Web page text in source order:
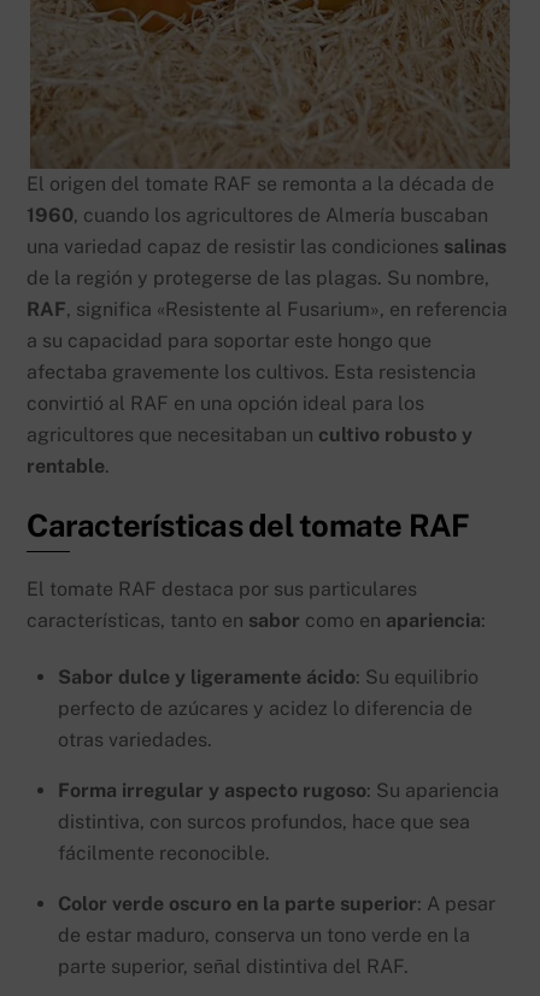
El origen del tomate RAF se remonta a la década de
1960, cuando los agricultores de Almería buscaban
una variedad capaz de resistir las condiciones salinas
de la región y protegerse de las plagas. Su nombre,
RAF, significa «Resistente al Fusarium», en referencia
a su capacidad para soportar este hongo que
afectaba gravemente los cultivos. Esta resistencia
convirtió al RAF en una opción ideal para los
agricultores que necesitaban un cultivo robusto y
rentable.
Características del tomate RAF
El tomate RAF destaca por sus particulares
características, tanto en sabor como en apariencia:
Sabor dulce y ligeramente ácido: Su equilibrio
perfecto de azúcares y acidez lo diferencia de
otras variedades.
Forma irregular y aspecto rugoso: Su apariencia
distintiva, con surcos profundos, hace que sea
fácilmente reconocible.
Color verde oscuro en la parte superior: A pesar
de estar maduro, conserva un tono verde en la
parte superior, señal distintiva del RAF.